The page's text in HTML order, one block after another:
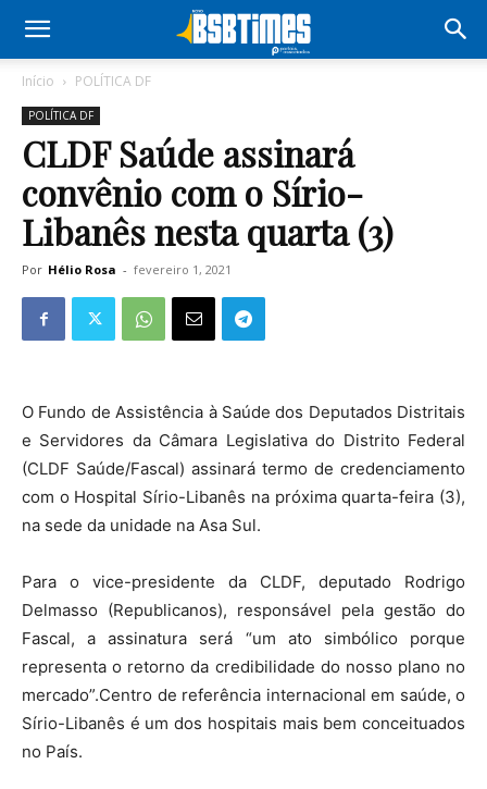
Início POLÍTICA DF
POLÍTICA DF
CLDF Saúde assinará
convênio com o Sírio-
Libanês nesta quarta (3)
Por Hélio Rosa - fevereiro 1, 2021
O Fundo de Assistência à Saúde dos Deputados Distritais
e Servidores da Câmara Legislativa do Distrito Federal
(CLDF Saúde/Fascal) assinará termo de credenciamento
com o Hospital Sírio-Libanês na próxima quarta-feira (3),
na sede da unidade na Asa Sul.
Para o vice-presidente da CLDF, deputado Rodrigo
Delmasso (Republicanos), responsável pela gestão do
Fascal, a assinatura será “um ato simbólico porque
representa o retorno da credibilidade do nosso plano no
mercado”.Centro de referência internacional em saúde, o
Sírio-Libanês é um dos hospitais mais bem conceituados
no País.